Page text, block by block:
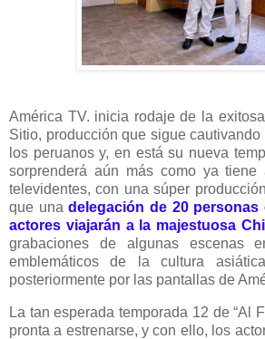
América TV. inicia rodaje de la
Sitio, producción que sigue
los peruanos y, en está su nueva
sorprenderá aún más como ya tiene
televidentes, con una súper
que unadelegación de 20
actores viajarán a la majestuosa
grabaciones de algunas escenas
emblemáticos de la cultura
posteriormente por las pantallas de
La tan esperada temporada 12 de “Al
pronta a estrenarse, y con ello, los